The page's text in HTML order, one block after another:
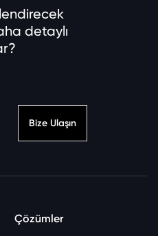
detaylı
Bize Ulaşın
Çözümler